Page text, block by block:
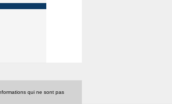
qui ne sont pas